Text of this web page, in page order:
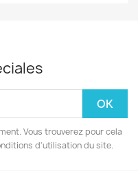
Vous trouverez pour cela
d'utilisation du site.